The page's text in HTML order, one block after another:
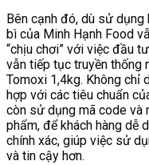
Bên cạnh đó, dù sử
bì của Minh Hạnh Food
“chịu chơi” với việc đầu
vẫn tiếp tục truyền
Tomoxi 1,4kg. Không chỉ
hợp với các tiêu chuẩn
còn sử dụng mã code và
phẩm, để khách hàng dễ
chính xác, giúp việc sử
và tin cậy hơn.